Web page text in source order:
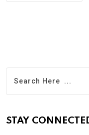
STAY